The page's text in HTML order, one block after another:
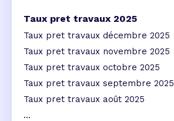
Taux pret travaux 2025
Taux pret travaux décembre 2025
Taux pret travaux novembre 2025
Taux pret travaux octobre 2025
Taux pret travaux septembre 2025
Taux pret travaux août 2025
...